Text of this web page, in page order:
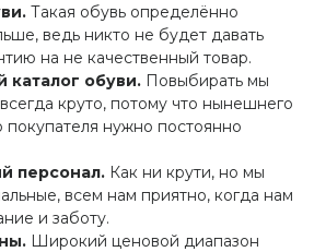
Такая обувь определённо
ведь никто не будет давать
на не качественный товар.
обуви. Повыбирать мы
круто, потому что нынешнего
покупателя нужно постоянно
персонал. Как ни крути, но мы
всем нам приятно, когда нам
и заботу.
Широкий ценовой диапазон